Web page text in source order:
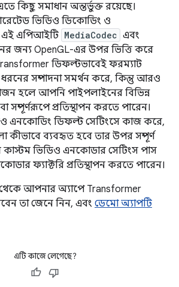
কিছু সমাধান অন্তর্ভুক্ত রয়েছে।
ভিডিও ডিকোডিং ও
এপিআইটি MediaCodec এবং
জন্য OpenGL-এর উপর ভিত্তি করে
ডিফল্টভাবেই ফরম্যাট
ধরনের সম্পাদনা সমর্থন করে, কিন্তু আরও
হলে আপনি পাইপলাইনের বিভিন্ন
সম্পূর্ণরূপে প্রতিস্থাপন করতে পারেন।
এনকোডিং ডিফল্ট সেটিংসে কাজ করে,
ব্যবহৃত হবে তার উপর সম্পূর্ণ
কাস্টম ভিডিও এনকোডার সেটিংস পাস
ফ্যাক্টরি প্রতিস্থাপন করতে পারেন।
আপনার অ্যাপে Transformer
তা জেনে নিন, এবং ডেমো অ্যাপটি
এটি কাজে লেগেছে?